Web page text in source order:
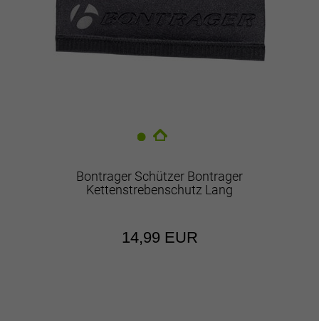
Bontrager Schützer Bontrager
Kettenstrebenschutz Lang
14,99 EUR